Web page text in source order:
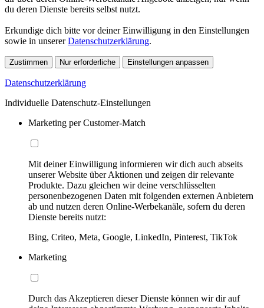
du deren Dienste bereits selbst nutzt.
Erkundige dich bitte vor deiner Einwilligung in den Einstellungen
sowie in unsererDatenschutzerklärung.
Zustimmen Nur erforderliche Einstellungen anpassen
Datenschutzerklärung
Individuelle Datenschutz-Einstellungen
Marketing per Customer-Match
Mit deiner Einwilligung informieren wir dich auch abseits
unserer Website über Aktionen und zeigen dir relevante
Produkte. Dazu gleichen wir deine verschlüsselten
personenbezogenen Daten mit folgenden externen Anbietern
ab und nutzen deren Online-Werbekanäle, sofern du deren
Dienste bereits nutzt:
Bing, Criteo, Meta, Google, LinkedIn, Pinterest, TikTok
Marketing
Durch das Akzeptieren dieser Dienste können wir dir auf